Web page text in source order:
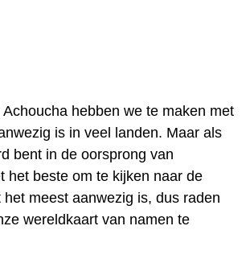
hebben we te maken met
is in veel landen. Maar als
bent in de oorsprong van
het beste om te kijken naar de
het meest aanwezig is, dus raden
wereldkaart van namen te